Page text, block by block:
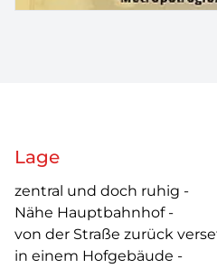
Lage
zentral und doch ruhig -
Nähe Hauptbahnhof -
von der Straße zurück
in einem Hofgebäude -